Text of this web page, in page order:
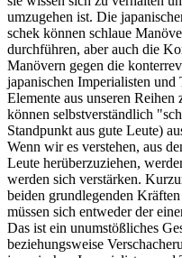
umzugehen ist. Die
schek können schlaue
durchführen, aber auch die
Manövern gegen die
japanischen Imperialisten
Elemente aus unseren
können selbstverständlich
Standpunkt aus gute Leute)
Wenn wir es verstehen, aus
Leute herüberzuziehen,
werden sich verstärken.
beiden grundlegenden
müssen sich entweder der
Das ist ein unumstößliches
beziehungsweise